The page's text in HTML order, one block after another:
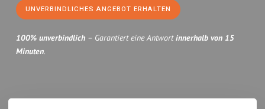
UNVERBINDLICHES ANGEBOT ERHALTEN
100% unverbindlich – Garantiert eine Antwortinnerhalb von 15
Minuten.